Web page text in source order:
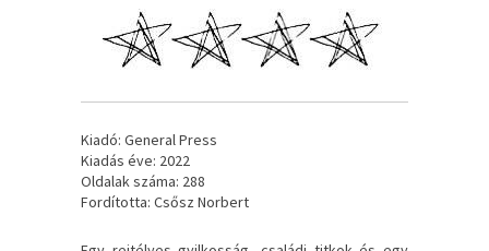
Kiadó: General Press
Kiadás éve: 2022
Oldalak száma: 288
Fordította: Csősz Norbert